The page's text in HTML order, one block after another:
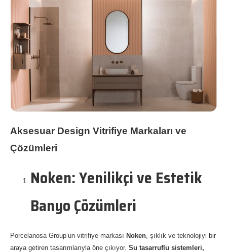
Aksesuar Design Vitrifiye Markaları ve
Çözümleri
Noken: Yenilikçi ve Estetik
Banyo Çözümleri
Porcelanosa Group’un vitrifiye markası Noken , şıklık ve teknolojiyi bir
araya getiren tasarımlarıyla öne çıkıyor. Su tasarruflu sistemleri,